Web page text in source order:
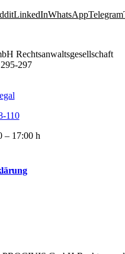
LinkedInWhatsAppTelegram
Rechtsanwaltsgesellschaft
297
110
17:00 h